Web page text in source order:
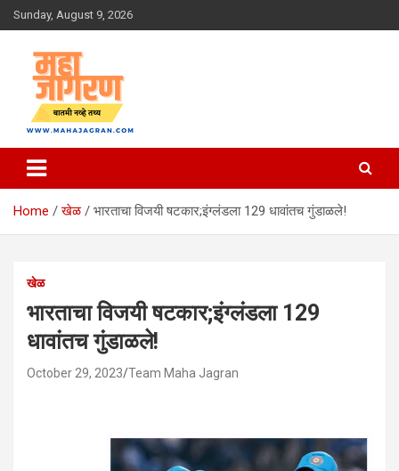
Skip
to
Sunday, August 9, 2026
महा जागरण
Home खेळ भारताचा विजयी षटकार;इंग्लंडला 129 धावांतच गुंडाळले!
खेळ
भारताचा विजयी षटकार;इंग्लंडला 129
धावांतच गुंडाळले!
October 29, 2023 Team Maha Jagran